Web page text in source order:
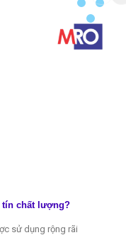
tín chất lượng?
sử dụng rộng rãi